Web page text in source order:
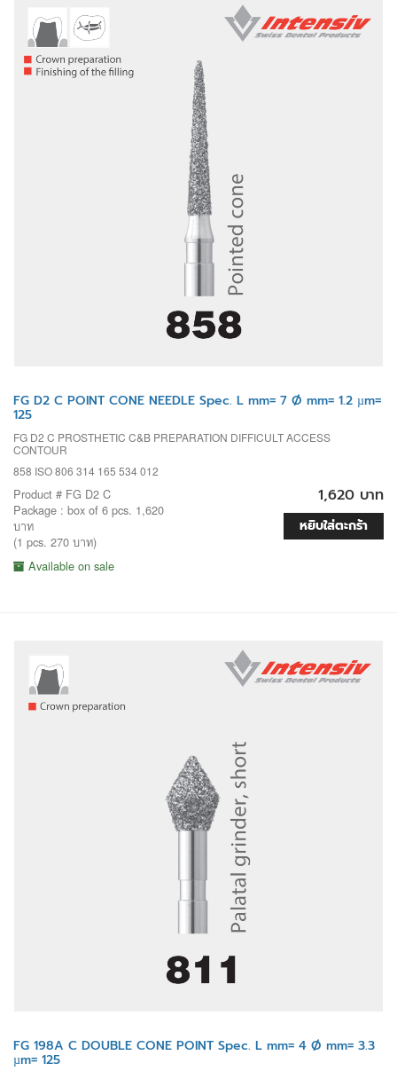
FG D2 C POINT CONE NEEDLE Spec. L mm= 7 Ø mm= 1.2 µm=
125
FG D2 C PROSTHETIC C&B PREPARATION DIFFICULT ACCESS
CONTOUR
858 ISO 806 314 165 534 012
Product # FG D2 C
Package : box of 6 pcs. 1,620
บาท
(1 pcs. 270 บาท)
Available on sale
1,620 บาท
หยิบใส่ตะกร้า
FG 198A C DOUBLE CONE POINT Spec. L mm= 4 Ø mm= 3.3
µm= 125